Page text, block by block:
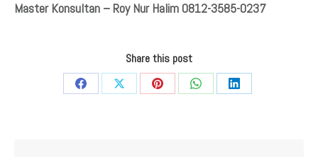
Master Konsultan – Roy Nur Halim 0812-3585-0237
Share this post
Share
Share
Share
Share
Share